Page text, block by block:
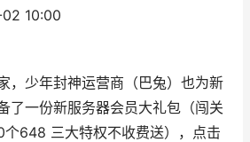
10:00
，少年封神运营商（巴兔）也为新
了一份新服务器会员大礼包（闯关
648 三大特权不收费送），点击